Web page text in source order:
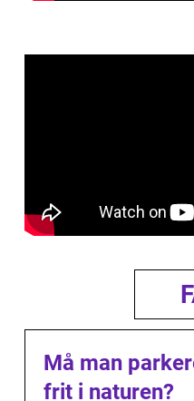
Må man
frit i naturen?